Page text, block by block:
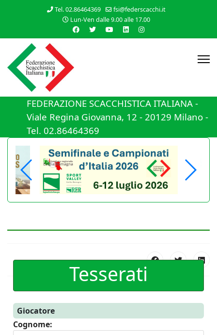
Tel. 02.86464369
fsi@federscacchi.it
Lun-Ven dalle 9.00 alle 17.00
FEDERAZIONE SCACCHISTICA ITALIANA -
Viale Regina Giovanna, 12 - 20129 Milano -
Tel. 02.86464369
Tesserati
Giocatore
Cognome: